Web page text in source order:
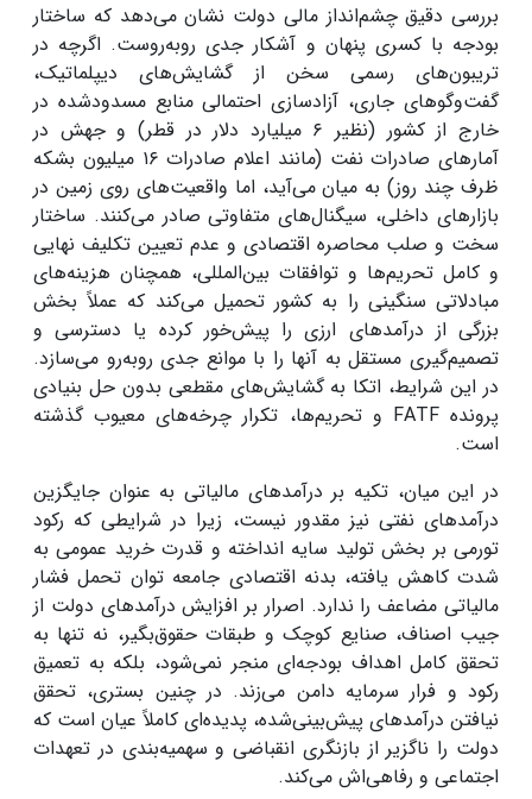
بررسی دقیق چشم‌انداز مالی دولت نشان می‌دهد که ساختار
بودجه با کسری پنهان و آشکار جدی روبه‌روست. اگرچه در
تریبون‌های رسمی سخن از گشایش‌های دیپلماتیک،
گفت‌و‌گو‌های جاری، آزادسازی احتمالی منابع مسدودشده در
خارج از کشور (نظیر ۶ میلیارد دلار در قطر) و جهش در
آمار‌های صادرات نفت (مانند اعلام صادرات ۱۶ میلیون بشکه
ظرف چند روز) به میان می‌آید، اما واقعیت‌های روی زمین در
بازار‌های داخلی، سیگنال‌های متفاوتی صادر می‌کنند. ساختار
سخت و صلب محاصره اقتصادی و عدم تعیین تکلیف نهایی
و کامل تحریم‌ها و توافقات بین‌المللی، همچنان هزینه‌های
مبادلاتی سنگینی را به کشور تحمیل می‌کند که عملاً بخش
بزرگی از درآمد‌های ارزی را پیش‌خور کرده یا دسترسی و
تصمیم‌گیری مستقل به آنها را با موانع جدی روبه‌رو می‌سازد.
در این شرایط، اتکا به گشایش‌های مقطعی بدون حل بنیادی
پرونده FATF و تحریم‌ها، تکرار چرخه‌های معیوب گذشته
است.
در این میان، تکیه بر درآمد‌های مالیاتی به عنوان جایگزین
درآمد‌های نفتی نیز مقدور نیست، زیرا در شرایطی که رکود
تورمی بر بخش تولید سایه انداخته و قدرت خرید عمومی به
شدت کاهش یافته، بدنه اقتصادی جامعه توان تحمل فشار
مالیاتی مضاعف را ندارد. اصرار بر افزایش درآمد‌های دولت از
جیب اصناف، صنایع کوچک و طبقات حقوق‌بگیر، نه تنها به
تحقق کامل اهداف بودجه‌ای منجر نمی‌شود، بلکه به تعمیق
رکود و فرار سرمایه دامن می‌زند. در چنین بستری، تحقق
نیافتن درآمد‌های پیش‌بینی‌شده، پدیده‌ای کاملاً عیان است که
دولت را ناگزیر از بازنگری انقباضی و سهمیه‌بندی در تعهدات
اجتماعی و رفاهی‌اش می‌کند.